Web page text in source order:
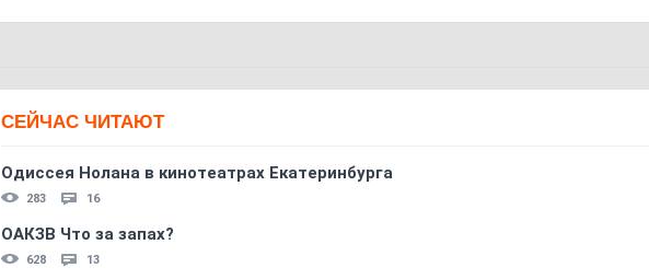
СЕЙЧАС ЧИТАЮТ
Одиссея Нолана в кинотеатрах Екатеринбурга
283 16
ОАКЗВ Что за запах?
628 13